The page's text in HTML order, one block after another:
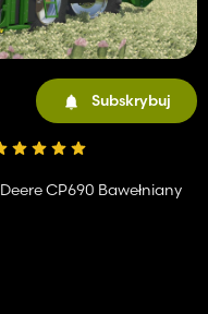
Subskrybuj
CP690 Bawełniany